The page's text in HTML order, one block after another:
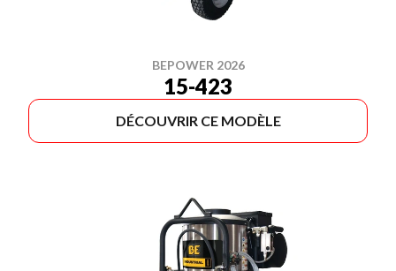
BEPOWER 2026
15-423
DÉCOUVRIR CE MODÈLE